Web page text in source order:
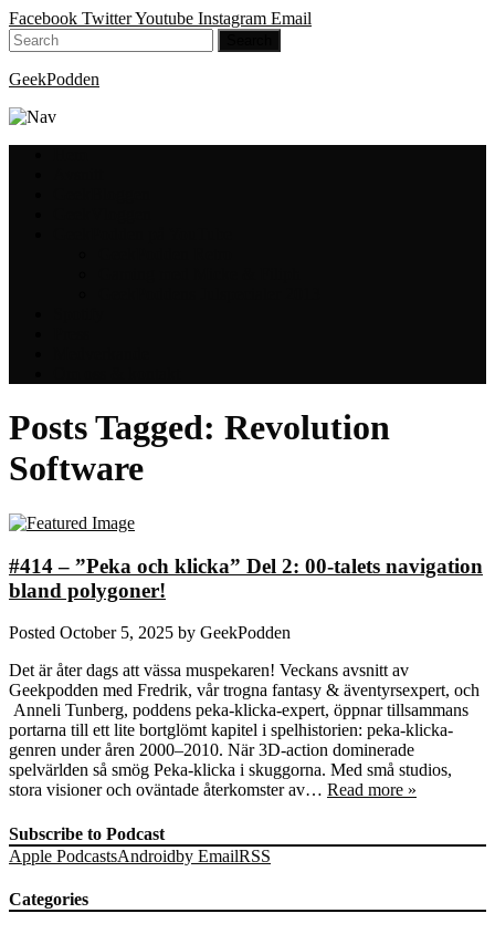
Facebook TwitterYoutube Instagram Email
GeekPodden
Posts Tagged: Revolution
Software
#414 – ”Peka och klicka” Del 2: 00-talets navigation
bland polygoner!
Posted October 5, 2025 by GeekPodden
Det är åter dags att vässa muspekaren! Veckans avsnitt av
Geekpodden med Fredrik, vår trogna fantasy & äventyrsexpert, och
Anneli Tunberg, poddens peka-klicka-expert, öppnar tillsammans
portarna till ett lite bortglömt kapitel i spelhistorien: peka-klicka-
genren under åren 2000–2010. När 3D-action dominerade
spelvärlden så smög Peka-klicka i skuggorna. Med små studios,
stora visioner och oväntade återkomster av… Read more »
Subscribe to Podcast
Apple PodcastsAndroidby EmailRSS
Categories